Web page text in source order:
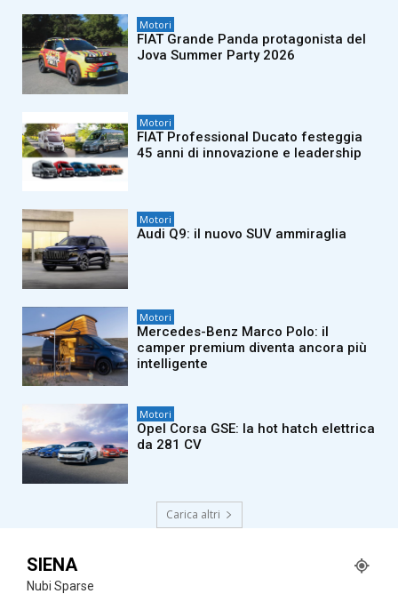
Motori
FIAT Grande Panda protagonista del
Jova Summer Party 2026
Motori
FIAT Professional Ducato festeggia
45 anni di innovazione e leadership
Motori
Audi Q9: il nuovo SUV ammiraglia
Motori
Mercedes-Benz Marco Polo: il
camper premium diventa ancora più
intelligente
Motori
Opel Corsa GSE: la hot hatch elettrica
da 281 CV
Carica altri
SIENA
Nubi Sparse